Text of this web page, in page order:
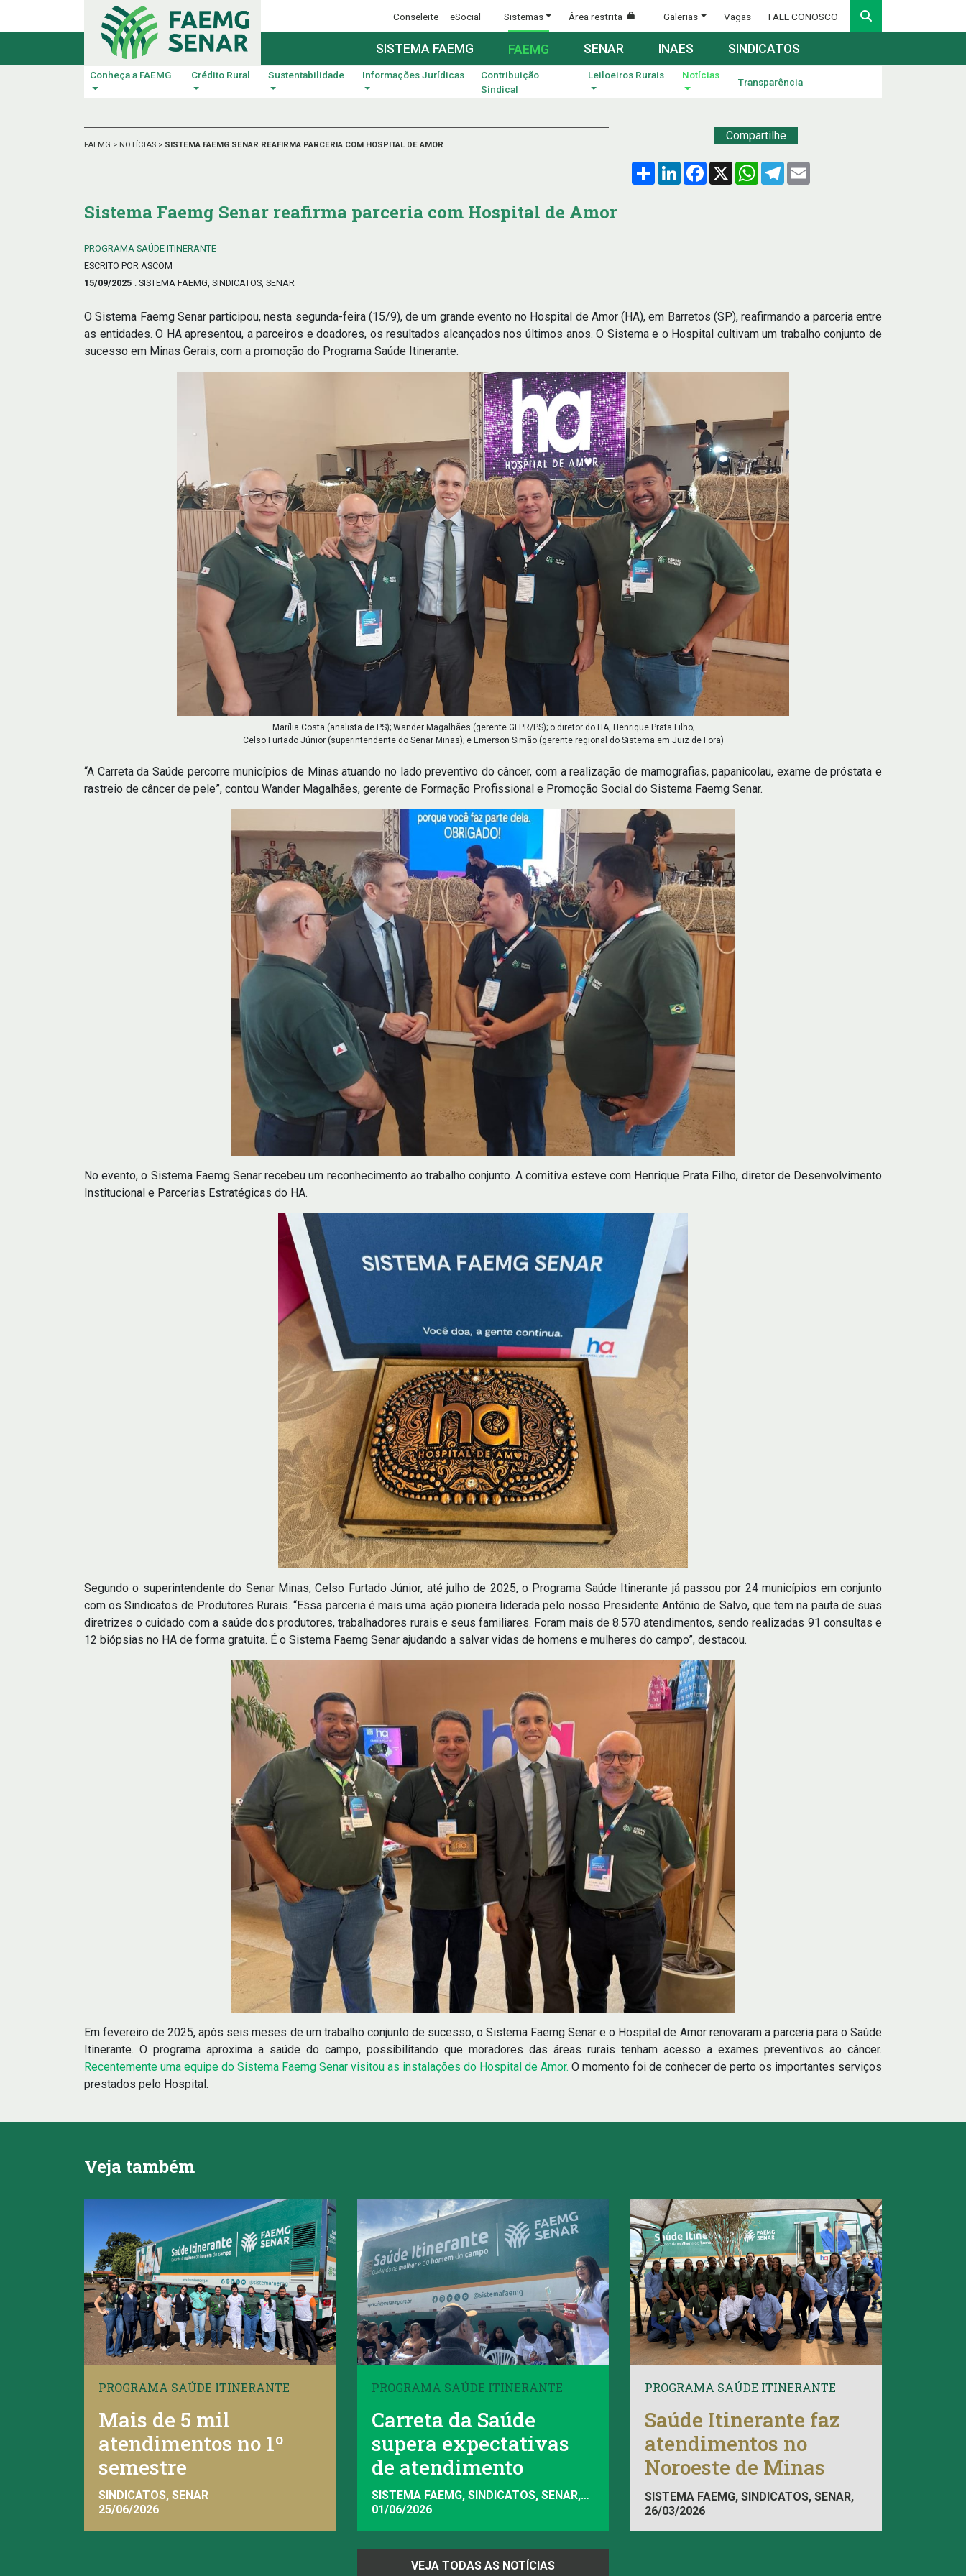
Conseleite eSocial Sistemas Área restrita Galerias Vagas FALE CONOSCO
SISTEMA FAEMG FAEMG SENAR INAES SINDICATOS
Conheça a FAEMG Crédito Rural Sustentabilidade Informações Jurídicas
Contribuição
Sindical
Leiloeiros Rurais Notícias
Transparência
FAEMG > NOTÍCIAS > SISTEMA FAEMG SENAR REAFIRMA PARCERIA COM HOSPITAL DE AMOR
Compartilhe
Compartilhar
LinkedInFacebook
X WhatsApp
Telegram
Sistema Faemg Senar reafirma parceria com Hospital de Amor
PROGRAMA SAÚDE ITINERANTE
ESCRITO POR ASCOM
15/09/2025
. SISTEMA FAEMG, SINDICATOS, SENAR
O Sistema Faemg Senar participou, nesta segunda-feira (15/9), de um grande evento no Hospital de Amor (HA), em Barretos (SP), reafirmando a parceria entre
as entidades. O HA apresentou, a parceiros e doadores, os resultados alcançados nos últimos anos. O Sistema e o Hospital cultivam um trabalho conjunto de
sucesso em Minas Gerais, com a promoção do Programa Saúde Itinerante.
Marília Costa (analista de PS); Wander Magalhães (gerente GFPR/PS); o diretor do HA, Henrique Prata Filho;
Celso Furtado Júnior (superintendente do Senar Minas); e Emerson Simão (gerente regional do Sistema em Juiz de Fora)
“A Carreta da Saúde percorre municípios de Minas atuando no lado preventivo do câncer, com a realização de mamografias, papanicolau, exame de próstata e
rastreio de câncer de pele”, contou Wander Magalhães, gerente de Formação Profissional e Promoção Social do Sistema Faemg Senar.
No evento, o Sistema Faemg Senar recebeu um reconhecimento ao trabalho conjunto. A comitiva esteve com Henrique Prata Filho, diretor de Desenvolvimento
Institucional e Parcerias Estratégicas do HA.
Segundo o superintendente do Senar Minas, Celso Furtado Júnior, até julho de 2025, o Programa Saúde Itinerante já passou por 24 municípios em conjunto
com os Sindicatos de Produtores Rurais. “Essa parceria é mais uma ação pioneira liderada pelo nosso Presidente Antônio de Salvo, que tem na pauta de suas
diretrizes o cuidado com a saúde dos produtores, trabalhadores rurais e seus familiares. Foram mais de 8.570 atendimentos, sendo realizadas 91 consultas e
12 biópsias no HA de forma gratuita. É o Sistema Faemg Senar ajudando a salvar vidas de homens e mulheres do campo”, destacou.
Em fevereiro de 2025, após seis meses de um trabalho conjunto de sucesso, o Sistema Faemg Senar e o Hospital de Amor renovaram a parceria para o Saúde
Itinerante. O programa aproxima a saúde do campo, possibilitando que moradores das áreas rurais tenham acesso a exames preventivos ao câncer.
Recentemente uma equipe do Sistema Faemg Senar visitou as instalações do Hospital de Amor. O momento foi de conhecer de perto os importantes serviços
prestados pelo Hospital.
Veja também
PROGRAMA SAÚDE ITINERANTE
Mais de 5 mil
atendimentos no 1º
semestre
SINDICATOS, SENAR
25/06/2026
PROGRAMA SAÚDE ITINERANTE
Carreta da Saúde
supera expectativas
de atendimento
SISTEMA FAEMG, SINDICATOS, SENAR,
INAES, FAEMG
01/06/2026
PROGRAMA SAÚDE ITINERANTE
Saúde Itinerante faz
atendimentos no
Noroeste de Minas
SISTEMA FAEMG, SINDICATOS, SENAR,
INAES, FAEMG
26/03/2026
VEJA TODAS AS NOTÍCIAS